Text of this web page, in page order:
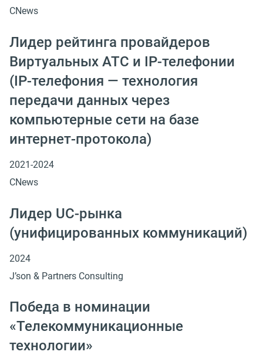
CNews
Лидер рейтинга провайдеров
Виртуальных АТС и IP-телефонии
(IP-телефония — технология
передачи данных через
компьютерные сети на базе
интернет-протокола)
2021-2024
CNews
Лидер UC-рынка
(унифицированных коммуникаций)
2024
J’son & Partners Consulting
Победа в номинации
«Телекоммуникационные
технологии»